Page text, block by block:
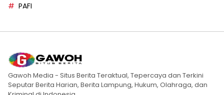
PAFI
Gawoh Media - Situs Berita Teraktual, Tepercaya dan Terkini
Seputar Berita Harian, Berita Lampung, Hukum, Olahraga, dan